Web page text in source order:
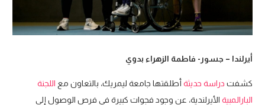
أيرلندا – جسور- فاطمة الزهراء بدوي
كشفت دراسة حديثةأطلقتها جامعة ليمريك، بالتعاون مع اللجنة
البارالمبية الأيرلندية، عن وجود فجوات كبيرة في فرص الوصول إلى